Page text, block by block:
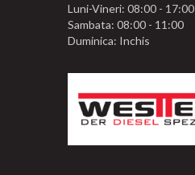
Luni-Vineri: 08:00 - 17:00
Sambata: 08:00 - 11:00
Duminica: Inchis